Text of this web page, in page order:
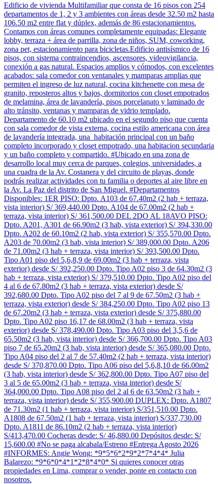
Edificio de vivienda Multifamiliar que consta de 16 pisos con 254
departamentos de 1, 2 y 3 ambientes con áreas desde 32.50 m2 hasta
106.50 m2 entre flat y dúplex, además de 86 estacionamientos.
Contamos con áreas comunes completamente equipadas: Elegante
lobby, terraza + área de parrilla, zona de niños, SUM, coworking,
zona pet, estacionamiento para bicicletas.Edificio antisísmico de 16
pisos, con sistema contraincendios, ascensores, videovigilancia,
conexión a gas natural. Espacios amplios y cómodos, con excelentes
acabados: sala comedor con ventanales y mamparas amplias que
permiten el ingreso de luz natural, cocina kitchenette con mesa de
granito, reposteros altos y bajos, dormitorios con closet empotrados
de melamina, área de lavandería, pisos porcelanato y laminado de
alto tránsito, ventanas y mamparas de vidrio templado.
Departamento de 60.10 m2 ubicado en el segundo piso que cuenta
con sala comedor de vista externa, cocina estilo americana con área
de lavandería integrada, una habitación principal con un baño
completo incorporado y closet empotrado, una habitacion secundaria
y un baño completo y compartido. #Ubicado en una zona de
desarrollo local muy cerca de parques, colegios, universidades, a
una cuadra de la Av. Costanera y del circuito de playas, donde
podrás realizar actividades con tu familia o deportes al aire libre en
la Av. La Paz del distrito de San Miguel. #Departamentos
Disponibles: 1ER PISO: Dpto. A103 de 67.40m2 (2 hab + terraza,
vista interior) S/ 369,440.00 Dpto. A104 de 67.00m2 (2 hab +
terraza, vista interior) S/ 361,500.00 DEL 2DO AL 18AVO PISO:
Dpto. A201, A301 de 66.90m2 (3 hab, vista exterior) S/ 394,330.00
Dpto. A202 de 60.10m2 (2 hab, vista exterior) S/ 355,570.00 Dpto.
A203 de 70.00m2 (3 hab, vista interior) S/ 389,000.00 Dpto. A206
de 71.00m2 (3 hab + terraza, vista interior) S/ 393,500.00 Dpto.
Tipo A01 piso del 5,6,8,9 de 69.00m2 (3 hab + terraza, vista
exterior) desde S/ 392,250.00 Dpto. Tipo A02 piso 3 de 64.30m2 (3
hab + terraza, vista exterior) S/ 379,510.00 Dpto. Tipo A02 piso del
4 al 6 de 67.80m2 (3 hab + terraza, vista exterior) desde S/
392,680.00 Dpto. Tipo A02 piso del 7 al 9 de 67.50m2 (3 hab +
terraza, vista exterior) desde S/ 384,250.00 Dpto. Tipo A02 piso 13
de 67.20m2 (3 hab + terraza, vista exterior) desde S/ 375,880.00
Dpto. Tipo A02 piso 16,17 de 68.00m2 (3 hab + terraza, vista
exterior) desde S/ 378,490.00 Dpto. Tipo A03 piso del 3,5,6 de
65.50m2 (3 hab, vista interior) desde S/ 366,700.00 Dpto. Tipo A03
piso 7 de 65.20m2 (3 hab, vista interior) desde S/ 365,080.00 Dpto.
Tipo A04 piso del 2 al 7 de 57.40m2 (2 hab + terraza, vista interior)
desde S/ 370,870.00 Dpto. Tipo A06 piso del 5,6,8,10 de 66.00m2
(3 hab, vista interior) desde S/ 362,800.00 Dpto. Tipo A07 piso del
3 al 5 de 65.00m2 (3 hab + terraza, vista interior) desde S/
364,000.00 Dpto. Tipo A08 piso del 2 al 6 de 63.50m2 (3 hab +
terraza, vista interior) desde S/ 355,900.00 DUPLEX: Dpto. A1807
de 71.30m2 (1 hab + terraza, vista interior) S/351,510.00 Dpto.
A1808 de 67.50m2 (1 hab + terraza, vista interior) S/337,730.00
Dpto. A1811 de 86.10m2 (2 hab + terraza, vista interior)
S/413,470.00 Cocheras desde: S/ 46,880.00 Depósitos desde: S/
15,600.00 #No se paga alcabala/Estreno #Entrega Agosto 2026
#INFORMES: Angie Wong: *9*5*6*2*9*2*7*4*4* Julia
Balarezo: *9*6*0*4*1*2*8*4*0* Si quieres conocer otras
propiedades en Lima, comprar o vender, ponte en contacto con
nosotros.